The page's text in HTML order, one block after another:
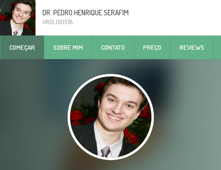
DR. PEDRO HENRIQUE SERAFIM
UROLOGISTA
COMEÇAR SOBRE MIM CONTATO PREÇO REVIEWS